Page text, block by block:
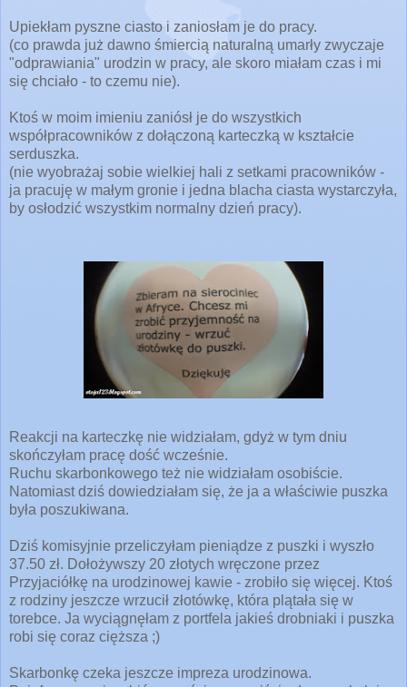
Upiekłam pyszne ciasto i zaniosłam je do pracy.
(co prawda już dawno śmiercią naturalną umarły zwyczaje
"odprawiania" urodzin w pracy, ale skoro miałam czas i mi
się chciało - to czemu nie).
Ktoś w moim imieniu zaniósł je do wszystkich
współpracowników z dołączoną karteczką w kształcie
serduszka.
(nie wyobrażaj sobie wielkiej hali z setkami pracowników -
ja pracuję w małym gronie i jedna blacha ciasta wystarczyła,
by osłodzić wszystkim normalny dzień pracy).
Reakcji na karteczkę nie widziałam, gdyż w tym dniu
skończyłam pracę dość wcześnie.
Ruchu skarbonkowego też nie widziałam osobiście.
Natomiast dziś dowiedziałam się, że ja a właściwie puszka
była poszukiwana.
Dziś komisyjnie przeliczyłam pieniądze z puszki i wyszło
37.50 zł. Dołożywszy 20 złotych wręczone przez
Przyjaciółkę na urodzinowej kawie - zrobiło się więcej. Ktoś
z rodziny jeszcze wrzucił złotówkę, która plątała się w
torebce. Ja wyciągnęłam z portfela jakieś drobniaki i puszka
robi się coraz cięższa ;)
Skarbonkę czeka jeszcze impreza urodzinowa.